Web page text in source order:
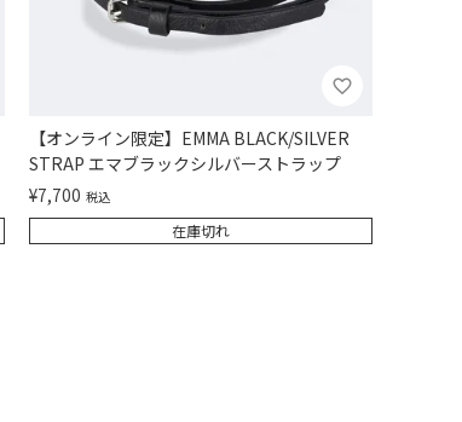
【オンライン限定】EMMA BLACK/SILVER
STRAP エマブラックシルバーストラップ
¥7,700 税込
在庫切れ